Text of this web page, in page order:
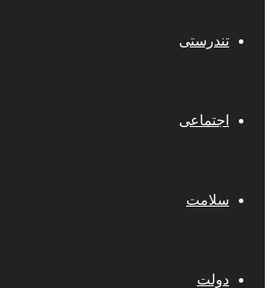
تندرستی
اجتماعی
سلامت
دولت